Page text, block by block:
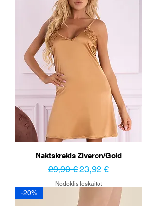
Naktskrekls Ziveron/Gold
Parastā cena
29,90 €Izpārdošanas cena
23,92 €
Nodoklis Ieskaitot
-20%